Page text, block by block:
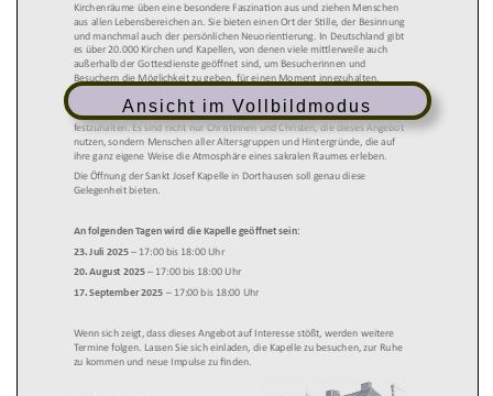
Ansicht im Vollbildmodus
Kirchenräume üben eine besondere Faszination aus und ziehen Menschen
aus allen Lebensbereichen an. Sie bieten einen Ort der Stille, der Besinnung
und manchmal auch der persönlichen Neuorientierung. In Deutschland gibt
es über 20.000 Kirchen und Kapellen, von denen viele mittlerweile auch
außerhalb der Gottesdienste geöffnet sind, um Besucherinnen und
Besuchern die Möglichkeit zu geben, für einen Moment innezuhalten.
Eine offene Kirche lädt dazu ein, für einige Minuten Platz zu nehmen, eine
Kerze zu entzünden oder persönliche Gedanken in einem Anliegenbuch
festzuhalten. Es sind nicht nur Christinnen und Christen, die dieses Angebot
nutzen, sondern Menschen aller Altersgruppen und Hintergründe, die auf
ihre ganz eigene Weise die Atmosphäre eines sakralen Raumes erleben.
Die Öffnung der Sankt Josef Kapelle in Dorthausen soll genau diese
Gelegenheit bieten.
An folgenden Tagen wird die Kapelle geöffnet sein:
23. Juli 2025– 17:00 bis 18:00 Uhr
20. August 2025 – 17:00 bis 18:00 Uhr
17. September 2025 – 17:00 bis 18:00 Uhr
Wenn sich zeigt, dass dieses Angebot auf Interesse stößt, werden weitere
Termine folgen. Lassen Sie sich einladen, die Kapelle zu besuchen, zur Ruhe
zu kommen und neue Impulse zu finden.